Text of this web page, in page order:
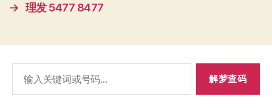
→ 理发 5477 8477
索：